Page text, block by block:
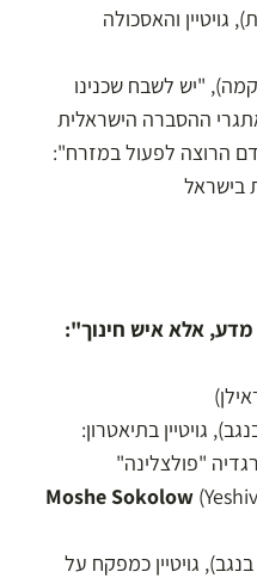
גויטיין והאסכולה
"יש לשבח שכנינו
ההסברה הישראלית
הרוצה לפעול במזרח":
בישראל
איש מדע, אלא איש חינוך":
גויטיין בתיאטרון:
"פולצלינה"
Moshe Sokolow
בנגב), גויטיין כמפקח על